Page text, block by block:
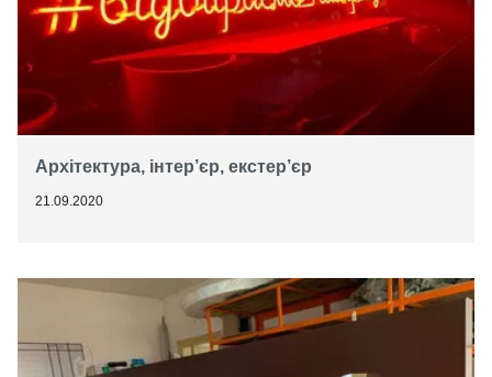
Архітектура, інтер’єр, екстер’єр
21.09.2020